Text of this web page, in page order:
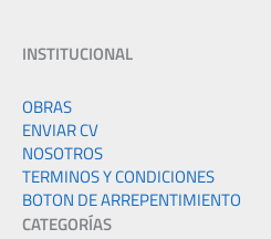
INSTITUCIONAL
OBRAS
ENVIAR CV
NOSOTROS
TERMINOS Y CONDICIONES
BOTON DE ARREPENTIMIENTO
CATEGORÍAS